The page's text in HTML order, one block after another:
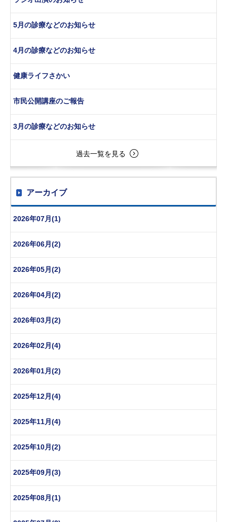
5月の診療などのお知らせ
4月の診療などのお知らせ
健康ライフさかい
市民公開講座のご報告
3月の診療などのお知らせ
過去一覧を見る
アーカイブ
2026年07月(1)
2026年06月(2)
2026年05月(2)
2026年04月(2)
2026年03月(2)
2026年02月(4)
2026年01月(2)
2025年12月(4)
2025年11月(4)
2025年10月(2)
2025年09月(3)
2025年08月(1)